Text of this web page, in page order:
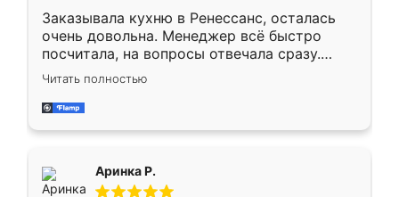
Заказывала кухню в Ренессанс, осталась
очень довольна. Менеджер всё быстро
посчитала, на вопросы отвечала сразу.
Замерщик приехал в субботу, подошёл к
делу со всей ответственностью. Собрали
за день, ребята работали аккуратно, даже
Читать полностью
Аринка Р.